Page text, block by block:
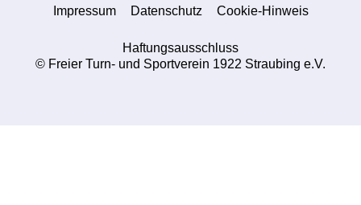
Impressum Datenschutz Cookie-Hinweis
Haftungsausschluss
© Freier Turn- und Sportverein 1922 Straubing e.V.